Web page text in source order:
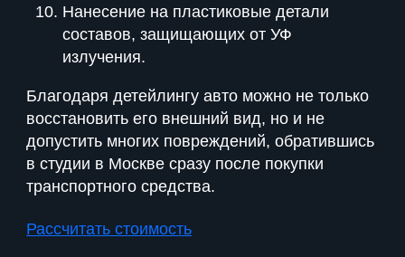
Нанесение на пластиковые детали
составов, защищающих от УФ
излучения.
Благодаря детейлингу авто можно не только
восстановить его внешний вид, но и не
допустить многих повреждений, обратившись
в студии в Москве сразу после покупки
транспортного средства.
Рассчитать стоимость